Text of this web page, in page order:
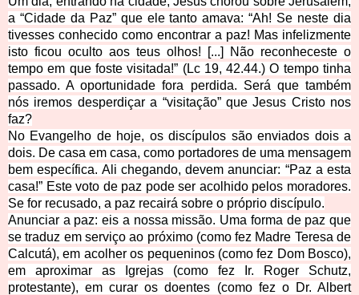
a “Cidade da Paz” que ele tanto amava: “Ah! Se neste dia
tivesses conhecido como encontrar a paz! Mas infelizmente
isto ficou oculto aos teus olhos! [...] Não reconheceste o
tempo em que foste visitada!” (Lc 19, 42.44.) O tempo tinha
passado. A oportunidade fora perdida. Será que também
nós iremos desperdiçar a “visitação” que Jesus Cristo nos
faz?
No Evangelho de hoje, os discípulos são enviados dois a
dois. De casa em casa, como portadores de uma mensagem
bem específica. Ali chegando, devem anunciar: “Paz a esta
casa!” Este voto de paz pode ser acolhido pelos moradores.
Se for recusado, a paz recairá sobre o próprio discípulo.
Anunciar a paz: eis a nossa missão. Uma forma de paz que
se traduz em serviço ao próximo (como fez Madre Teresa de
Calcutá), em acolher os pequeninos (como fez Dom Bosco),
em aproximar as Igrejas (como fez Ir. Roger Schutz,
protestante), em curar os doentes (como fez o Dr. Albert